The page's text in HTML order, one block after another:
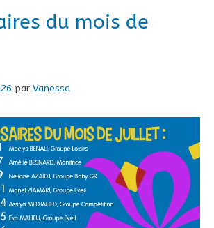
du mois de
par Vanessa